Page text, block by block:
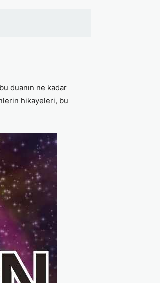
duanın ne kadar
hikayeleri, bu